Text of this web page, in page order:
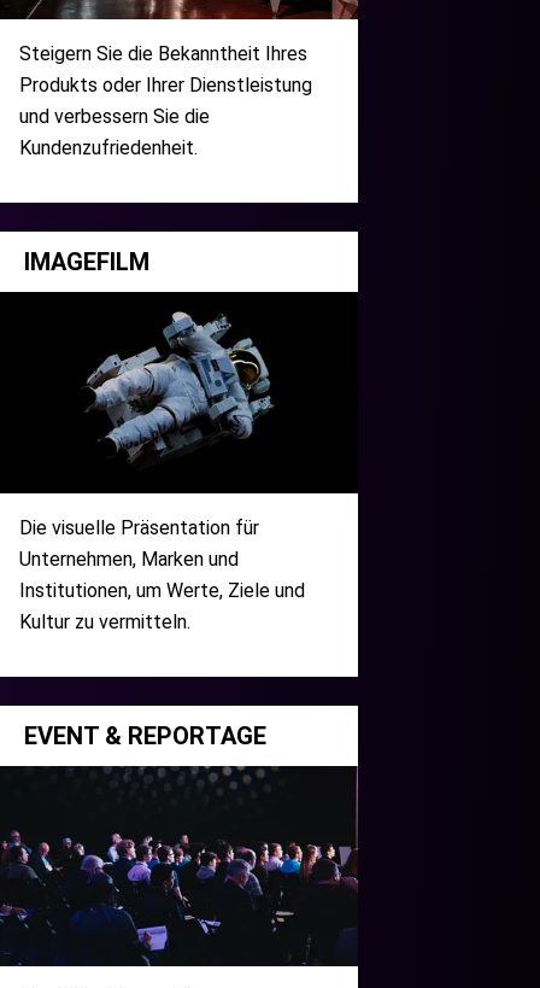
Steigern Sie die Bekanntheit Ihres
Produkts oder Ihrer Dienstleistung
und verbessern Sie die
Kundenzufriedenheit.
IMAGEFILM
Die visuelle Präsentation für
Unternehmen, Marken und
Institutionen, um Werte, Ziele und
Kultur zu vermitteln.
EVENT & REPORTAGE